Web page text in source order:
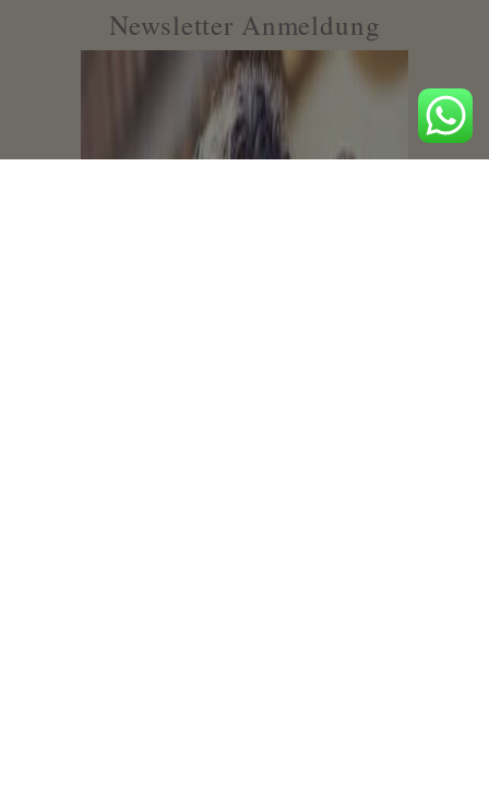
Newsletter Anmeldung